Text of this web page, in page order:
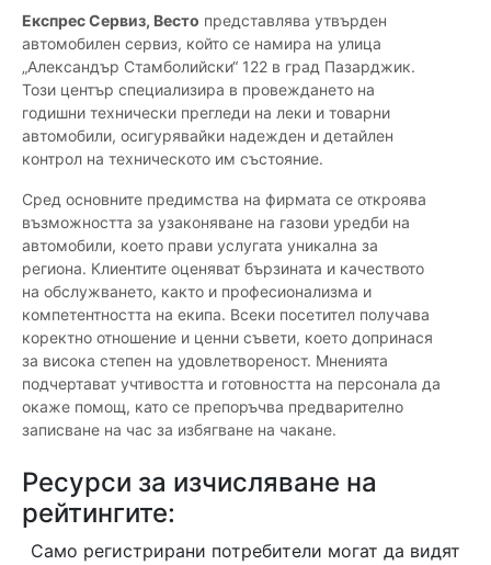
Експрес Сервиз, Весто представлява утвърден
автомобилен сервиз, който се намира на улица
„Александър Стамболийски“ 122 в град Пазарджик.
Този център специализира в провеждането на
годишни технически прегледи на леки и товарни
автомобили, осигурявайки надежден и детайлен
контрол на техническото им състояние.
Сред основните предимства на фирмата се откроява
възможността за узаконяване на газови уредби на
автомобили, което прави услугата уникална за
региона. Клиентите оценяват бързината и качеството
на обслужването, както и професионализма и
компетентността на екипа. Всеки посетител получава
коректно отношение и ценни съвети, което допринася
за висока степен на удовлетвореност. Мненията
подчертават учтивостта и готовността на персонала да
окаже помощ, като се препоръчва предварително
записване на час за избягване на чакане.
Ресурси за изчисляване на
рейтингите:
Само регистрирани потребители могат да видят